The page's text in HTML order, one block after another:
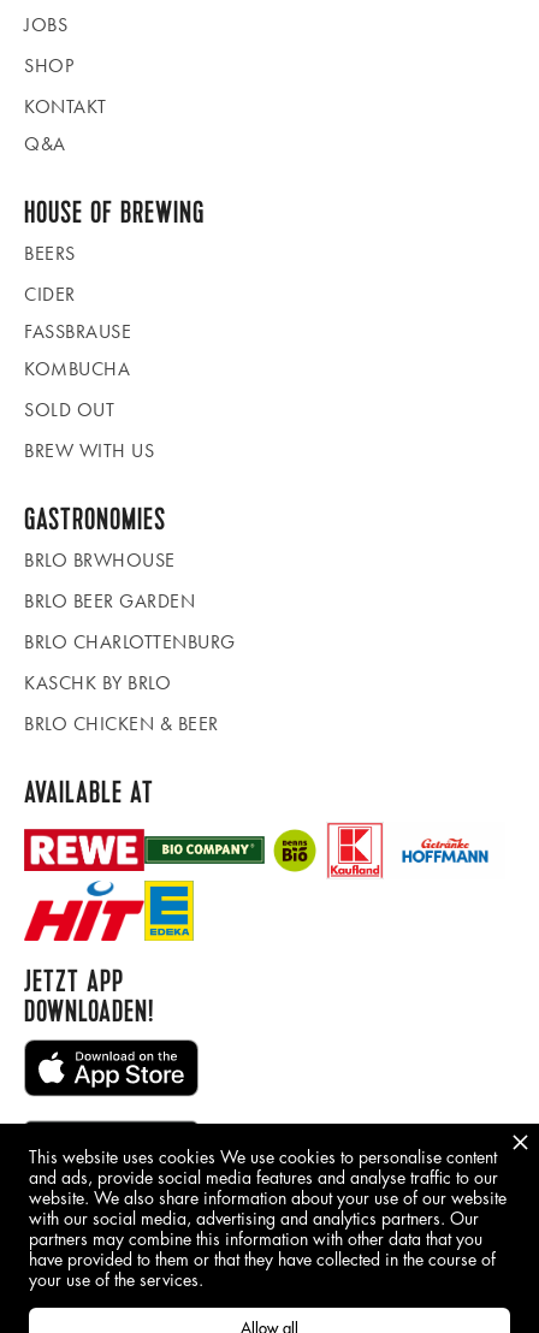
JOBS
SHOP
KONTAKT
Q&A
HOUSE OF BREWING
BEERS
CIDER
FASSBRAUSE
KOMBUCHA
SOLD OUT
BREW WITH US
GASTRONOMIES
BRLO BRWHOUSE
BRLO BEER GARDEN
BRLO CHARLOTTENBURG
KASCHK BY BRLO
BRLO CHICKEN & BEER
AVAILABLE AT
JETZT APP
DOWNLOADEN!
BORING STUFF
IMPRINT
GDPR
This website uses cookies We use cookies to personalise content
and ads, provide social media features and analyse traffic to our
website. We also share information about your use of our website
with our social media, advertising and analytics partners. Our
partners may combine this information with other data that you
have provided to them or that they have collected in the course of
your use of the services.
Allow all